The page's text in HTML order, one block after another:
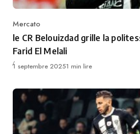
Category
Mercato
le CR Belouizdad grille la
Farid El Melali
Publié
1 septembre 20251 min lire